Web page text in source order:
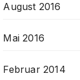
August 2016
Mai 2016
Februar 2014